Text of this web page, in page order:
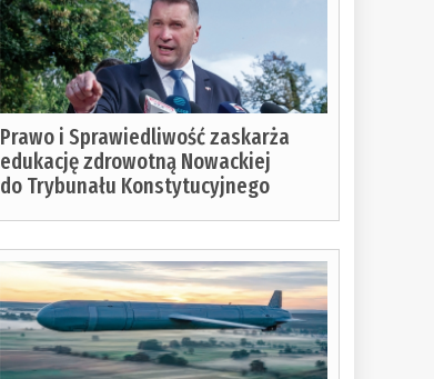
Prawo i Sprawiedliwość zaskarża
edukację zdrowotną Nowackiej
do Trybunału Konstytucyjnego